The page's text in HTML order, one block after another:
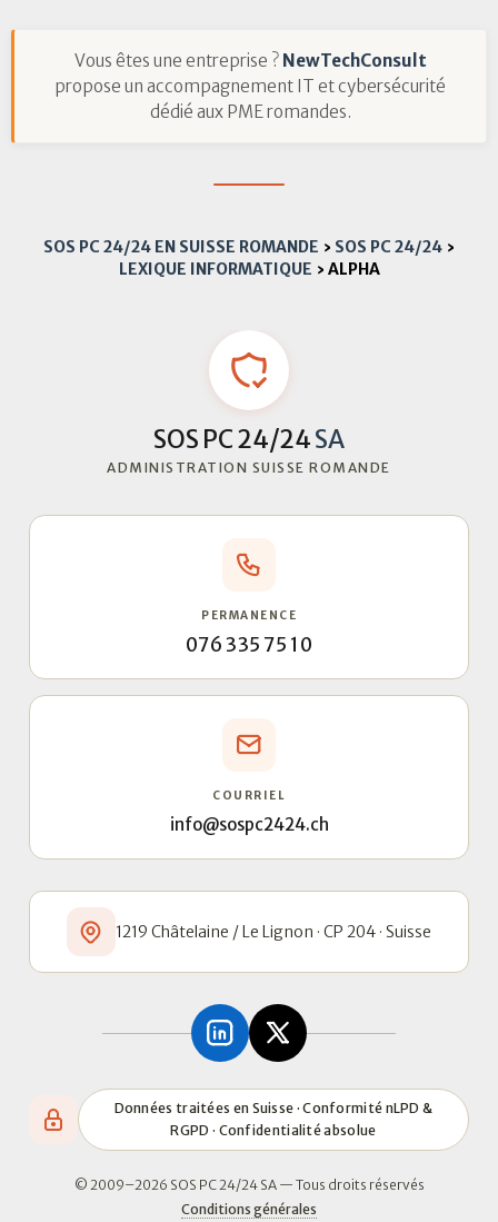
Vous êtes une entreprise ? NewTechConsult
propose un accompagnement IT et cybersécurité
dédié aux PME romandes.
SOS PC 24/24 EN SUISSE ROMANDE › SOS PC 24/24 ›
LEXIQUE INFORMATIQUE › ALPHA
SOS PC 24/24SA
ADMINISTRATION SUISSE ROMANDE
PERMANENCE
076 335 75 10
COURRIEL
info@sospc2424.ch
1219 Châtelaine / Le Lignon · CP 204 · Suisse
Données traitées en Suisse · Conformité nLPD &
RGPD · Confidentialité absolue
© 2009–2026 SOS PC 24/24 SA — Tous droits réservés
Conditions générales